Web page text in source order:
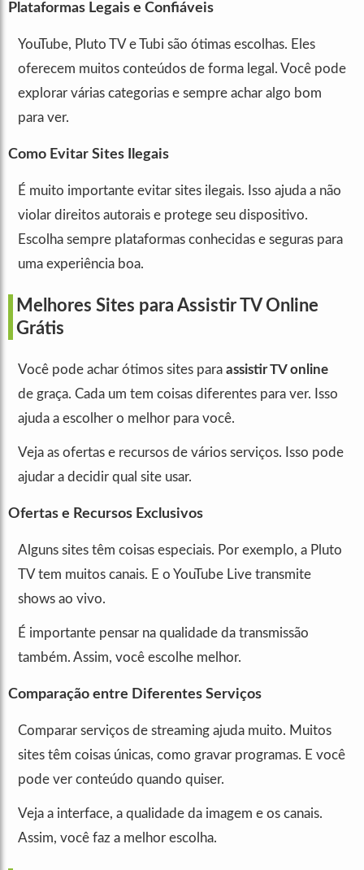
Plataformas Legais e Confiáveis
YouTube, Pluto TV e Tubi são ótimas escolhas. Eles
oferecem muitos conteúdos de forma legal. Você pode
explorar várias categorias e sempre achar algo bom
para ver.
Como Evitar Sites Ilegais
É muito importante evitar sites ilegais. Isso ajuda a não
violar direitos autorais e protege seu dispositivo.
Escolha sempre plataformas conhecidas e seguras para
uma experiência boa.
Melhores Sites para Assistir TV Online
Grátis
Você pode achar ótimos sites para assistir TV online
de graça. Cada um tem coisas diferentes para ver. Isso
ajuda a escolher o melhor para você.
Veja as ofertas e recursos de vários serviços. Isso pode
ajudar a decidir qual site usar.
Ofertas e Recursos Exclusivos
Alguns sites têm coisas especiais. Por exemplo, a Pluto
TV tem muitos canais. E o YouTube Live transmite
shows ao vivo.
É importante pensar na qualidade da transmissão
também. Assim, você escolhe melhor.
Comparação entre Diferentes Serviços
Comparar serviços de streaming ajuda muito. Muitos
sites têm coisas únicas, como gravar programas. E você
pode ver conteúdo quando quiser.
Veja a interface, a qualidade da imagem e os canais.
Assim, você faz a melhor escolha.